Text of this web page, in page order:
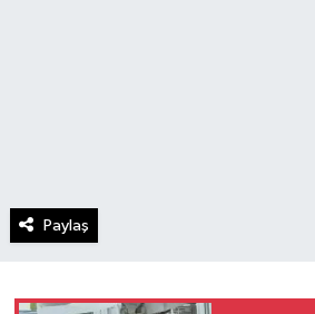
Paylaş